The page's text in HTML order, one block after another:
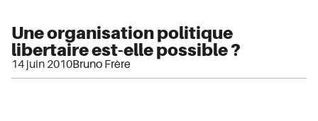
Une organisation politique
libertaire est-elle possible ?
14 juin 2010Bruno Frère